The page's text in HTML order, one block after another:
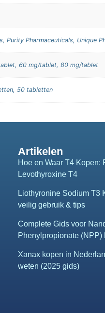
Purity Pharmaceuticals, Unique
60 mg/tablet, 80 mg/tablet
50 tabletten
Artikelen
Hoe en Waar T4 Kopen:
Levothyroxine T4
Liothyronine Sodium T3
veilig gebruik & tips
Complete Gids voor
Phenylpropionate (NPP)
Xanax kopen in
weten (2025 gids)